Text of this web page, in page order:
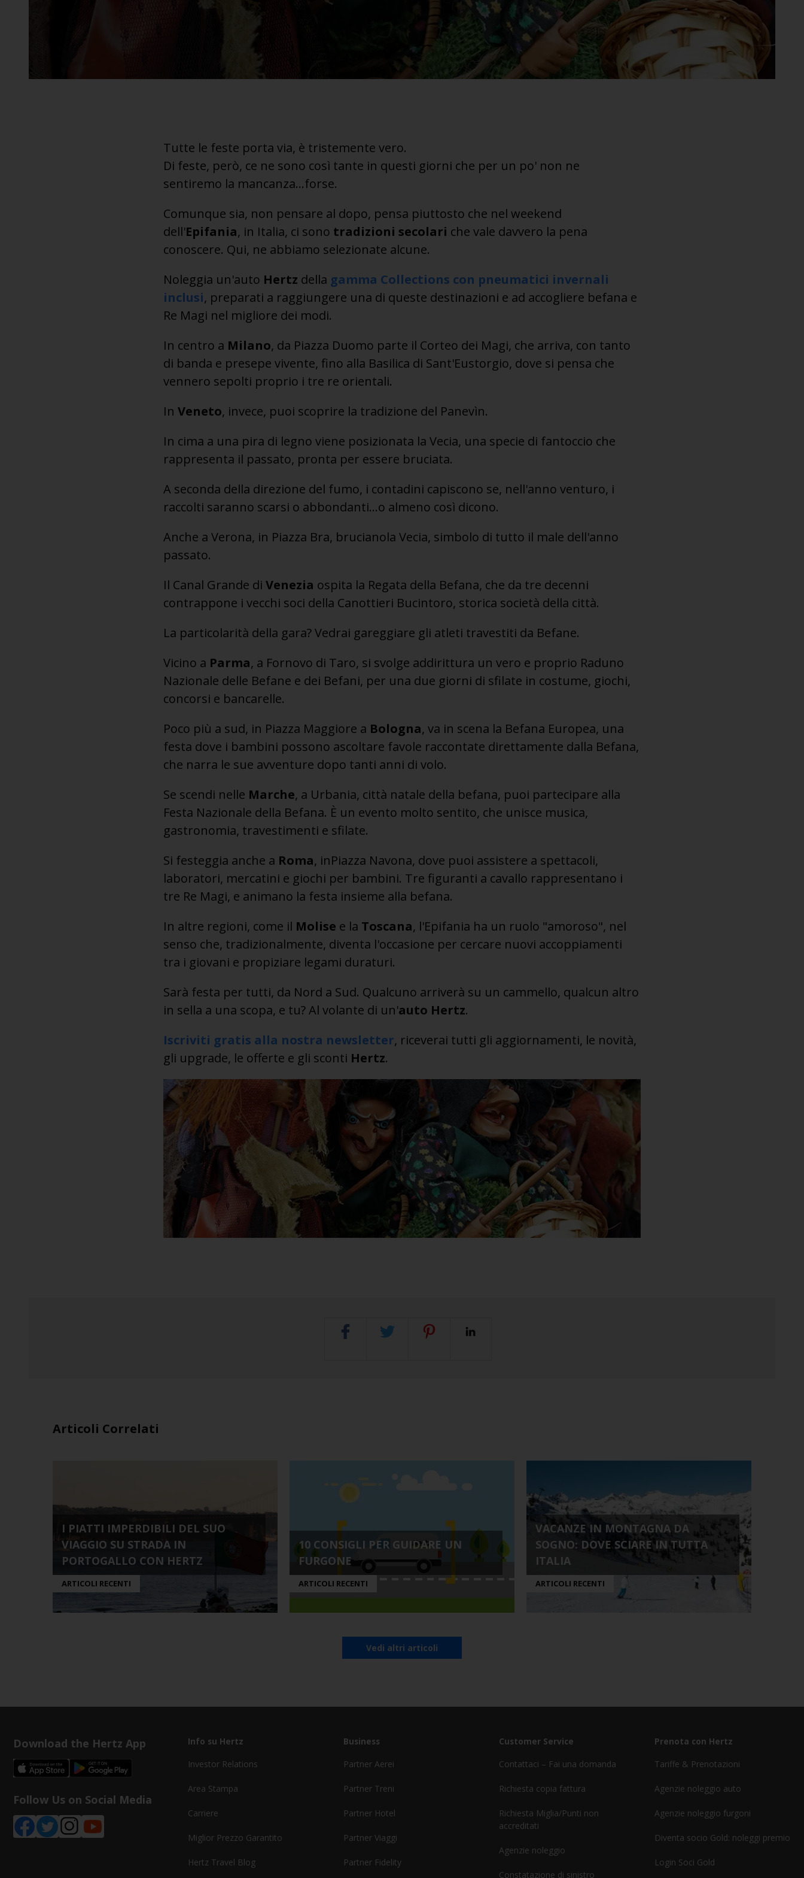
Tutte le feste porta via, è tristemente vero.
Di feste, però, ce ne sono così tante in questi giorni che per un po' non ne
sentiremo la mancanza...forse.
Comunque sia, non pensare al dopo, pensa piuttosto che nel weekend
dell'Epifania, in Italia, ci sono tradizioni secolari che vale davvero la pena
conoscere. Qui, ne abbiamo selezionate alcune.
Noleggia un'auto Hertz della gamma Collections con pneumatici invernali
inclusi, preparati a raggiungere una di queste destinazioni e ad accogliere befana e
Re Magi nel migliore dei modi.
In centro a Milano, da Piazza Duomo parte il Corteo dei Magi, che arriva, con tanto
di banda e presepe vivente, fino alla Basilica di Sant'Eustorgio, dove si pensa che
vennero sepolti proprio i tre re orientali.
In Veneto, invece, puoi scoprire la tradizione del Panevìn.
In cima a una pira di legno viene posizionata la Vecia, una specie di fantoccio che
rappresenta il passato, pronta per essere bruciata.
A seconda della direzione del fumo, i contadini capiscono se, nell'anno venturo, i
raccolti saranno scarsi o abbondanti...o almeno così dicono.
Anche a Verona, in Piazza Bra, brucianola Vecia, simbolo di tutto il male dell'anno
passato.
Il Canal Grande di Venezia ospita la Regata della Befana, che da tre decenni
contrappone i vecchi soci della Canottieri Bucintoro, storica società della città.
La particolarità della gara? Vedrai gareggiare gli atleti travestiti da Befane.
Vicino a Parma, a Fornovo di Taro, si svolge addirittura un vero e proprio Raduno
Nazionale delle Befane e dei Befani, per una due giorni di sfilate in costume, giochi,
concorsi e bancarelle.
Poco più a sud, in Piazza Maggiore a Bologna, va in scena la Befana Europea, una
festa dove i bambini possono ascoltare favole raccontate direttamente dalla Befana,
che narra le sue avventure dopo tanti anni di volo.
Se scendi nelle Marche, a Urbania, città natale della befana, puoi partecipare alla
Festa Nazionale della Befana. È un evento molto sentito, che unisce musica,
gastronomia, travestimenti e sfilate.
Si festeggia anche a Roma, inPiazza Navona, dove puoi assistere a spettacoli,
laboratori, mercatini e giochi per bambini. Tre figuranti a cavallo rappresentano i
tre Re Magi, e animano la festa insieme alla befana.
In altre regioni, come il Molise e la Toscana, l'Epifania ha un ruolo "amoroso", nel
senso che, tradizionalmente, diventa l'occasione per cercare nuovi accoppiamenti
tra i giovani e propiziare legami duraturi.
Sarà festa per tutti, da Nord a Sud. Qualcuno arriverà su un cammello, qualcun altro
in sella a una scopa, e tu? Al volante di un'auto Hertz.
Iscriviti gratis alla nostra newsletter, riceverai tutti gli aggiornamenti, le novità,
gli upgrade, le offerte e gli sconti Hertz.
Articoli Correlati
I PIATTI IMPERDIBILI DEL SUO
VIAGGIO SU STRADA IN
PORTOGALLO CON HERTZ
ARTICOLI RECENTI
10 CONSIGLI PER GUIDARE UN
FURGONE
ARTICOLI RECENTI
VACANZE IN MONTAGNA DA
SOGNO: DOVE SCIARE IN TUTTA
ITALIA
ARTICOLI RECENTI
Vedi altri articoli
Download the Hertz App
Follow Us on Social Media
Info su Hertz
Investor Relations
Area Stampa
Carriere
Miglior Prezzo Garantito
Hertz Travel Blog
Business
Partner Aerei
Partner Treni
Partner Hotel
Partner Viaggi
Partner Fidelity
Customer Service
Contattaci – Fai una domanda
Richiesta copia fattura
Richiesta Miglia/Punti non
accreditati
Agenzie noleggio
Constatazione di sinistro
Prenota con Hertz
Tariffe & Prenotazioni
Agenzie noleggio auto
Agenzie noleggio furgoni
Diventa socio Gold: noleggi premio
Login Soci Gold